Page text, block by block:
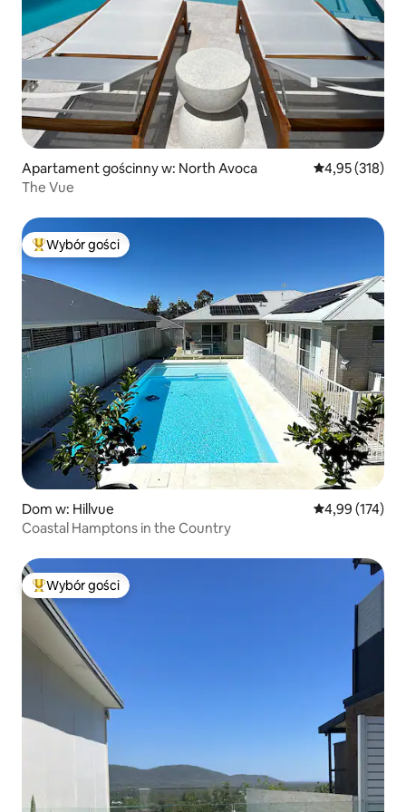
Apartament gościnny w: North Avoca Średnia
4,95 (318)
The Vue
Najpopularniejsze z kategorii Wybór gości
Wybór gości
Dom w: Hillvue Średnia
4,99 (174)
Coastal Hamptons in the Country
Najpopularniejsze z kategorii Wybór gości
Wybór gości